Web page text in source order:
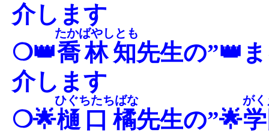
介します
❍👑喬林知
たかばやしとも
先生の”👑
介します
❍🌟樋口橘
ひぐちたちばな
先生の”🌟
が